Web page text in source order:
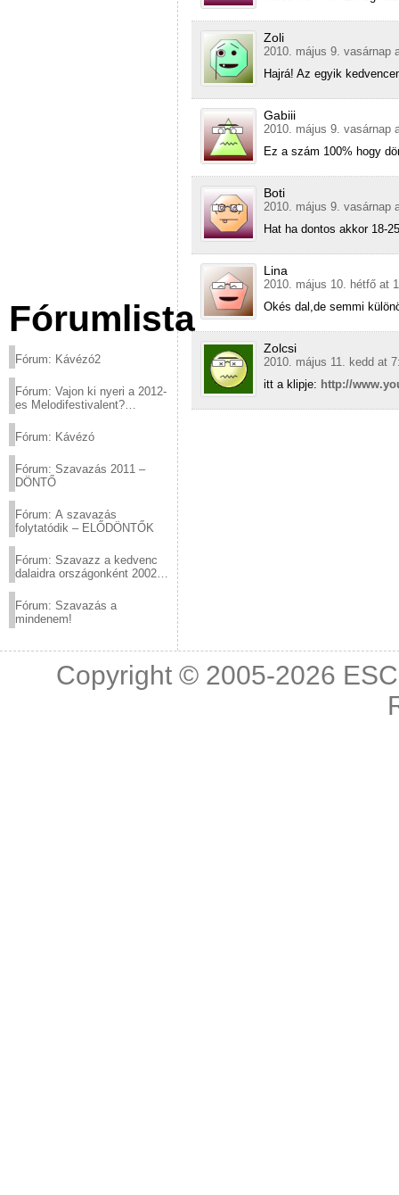
Fórumlista
Fórum: Kávézó2
Fórum: Vajon ki nyeri a 2012-
es Melodifestivalent?
Fórum: Kávézó
Fórum: Szavazás 2011 –
DÖNTŐ
Fórum: A szavazás
folytatódik – ELŐDÖNTŐK
Fórum: Szavazz a kedvenc
dalaidra országonként 2002
Fórum: Szavazás a
mindenem!
Zoli
2010. május 9. vasárnap
Hajrá! Az egyik
Gabiii
2010. május 9. vasárnap
Ez a szám 100% hogy
Boti
2010. május 9. vasárnap
Hat ha dontos akkor 18-
Lina
2010. május 10. hétfő at
Okés dal,de semmi
Zolcsi
2010. május 11. kedd at
itt a klipje: http://
Copyright © 2005-2026